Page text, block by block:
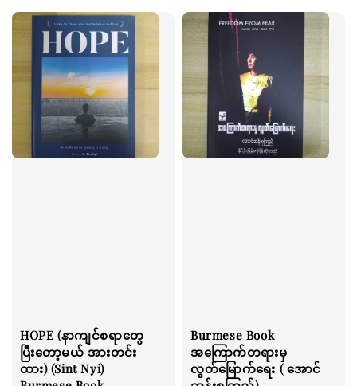
HOPE (နာကျင်စရာတွေ
ပြီးတော့မယ် အားတင်း
ထား) (Sint Nyi)
Burmese Book
အကြောက်တရားမှ
လွတ်မြောက်ရေး ( အောင်